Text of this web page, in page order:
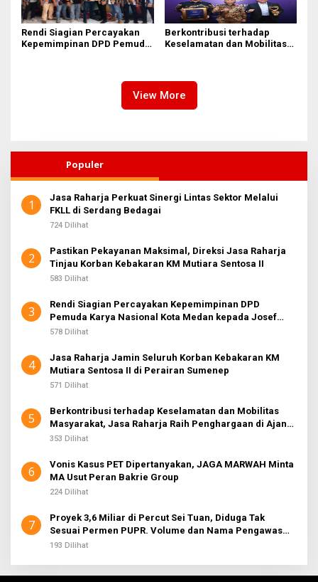
Rendi Siagian Percayakan
Kepemimpinan DPD Pemuda
Berkontribusi terhadap
Keselamatan dan Mobilitas
Awards 2026
View More
Populer
1
Jasa Raharja Perkuat Sinergi Lintas Sektor Melalui
FKLL di Serdang Bedagai
724 Dilihat
2
Pastikan Pekayanan Maksimal, Direksi Jasa Raharja
Tinjau Korban Kebakaran KM Mutiara Sentosa II
583 Dilihat
3
Rendi Siagian Percayakan Kepemimpinan DPD
Pemuda Karya Nasional Kota Medan kepada Josef
Sembiring
578 Dilihat
4
Jasa Raharja Jamin Seluruh Korban Kebakaran KM
Mutiara Sentosa II di Perairan Sumenep
571 Dilihat
5
Berkontribusi terhadap Keselamatan dan Mobilitas
Masyarakat, Jasa Raharja Raih Penghargaan di Ajang
Transportasi Indonesia Awards 2026
353 Dilihat
6
Vonis Kasus PET Dipertanyakan, JAGA MARWAH Minta
MA Usut Peran Bakrie Group
224 Dilihat
7
Proyek 3,6 Miliar di Percut Sei Tuan, Diduga Tak
Sesuai Permen PUPR. Volume dan Nama Pengawas
Tidak Tercantum di Papan Informasi
193 Dilihat